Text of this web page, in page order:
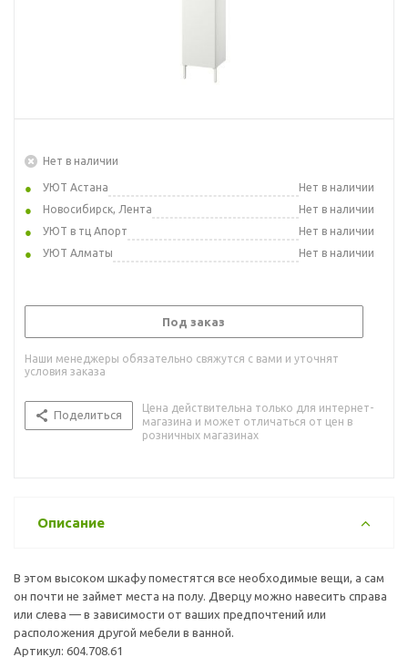
Нет в наличии
УЮТ Астана
Нет в наличии
Новосибирск, Лента
Нет в наличии
УЮТ в тц Апорт
Нет в наличии
УЮТ Алматы
Нет в наличии
Под заказ
Наши менеджеры обязательно свяжутся с вами и уточнят
условия заказа
Поделиться
Цена действительна только для интернет-
магазина и может отличаться от цен в
розничных магазинах
Описание
В этом высоком шкафу поместятся все необходимые вещи, а сам
он почти не займет места на полу. Дверцу можно навесить справа
или слева — в зависимости от ваших предпочтений или
расположения другой мебели в ванной.
Артикул: 604.708.61